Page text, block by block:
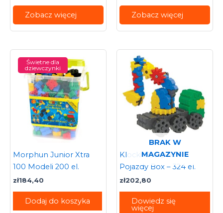
Zobacz więcej Zobacz więcej
Świetne dla
dziewczynki
Morphun Junior Xtra
100 Modeli 200 el.
zł184,40
Dodaj do koszyka
BRAK W
MAGAZYNIE
Klocki Gearphun
Pojazdy Box – 324 el.
zł202,80
Dowiedz się
więcej